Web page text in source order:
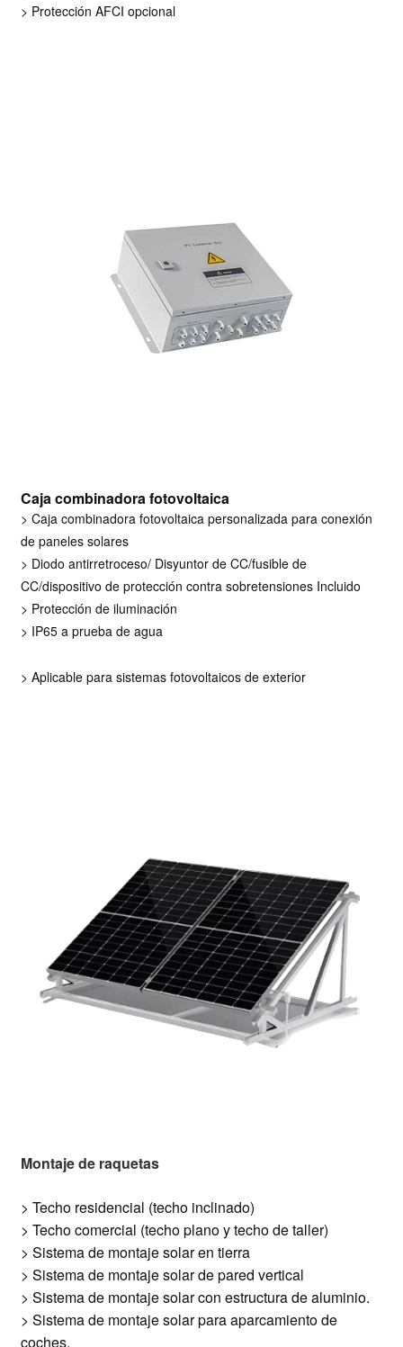
> Protección AFCI opcional
Caja combinadora fotovoltaica
> Caja combinadora fotovoltaica personalizada para conexión
de paneles solares
> Diodo antirretroceso/ Disyuntor de CC/fusible de
CC/dispositivo de protección contra sobretensiones Incluido
> Protección de iluminación
> IP65 a prueba de agua
> Aplicable para sistemas fotovoltaicos de exterior
Montaje de raquetas
> Techo residencial (techo inclinado)
> Techo comercial (techo plano y techo de taller)
> Sistema de montaje solar en tierra
> Sistema de montaje solar de pared vertical
> Sistema de montaje solar con estructura de aluminio.
> Sistema de montaje solar para aparcamiento de
coches.